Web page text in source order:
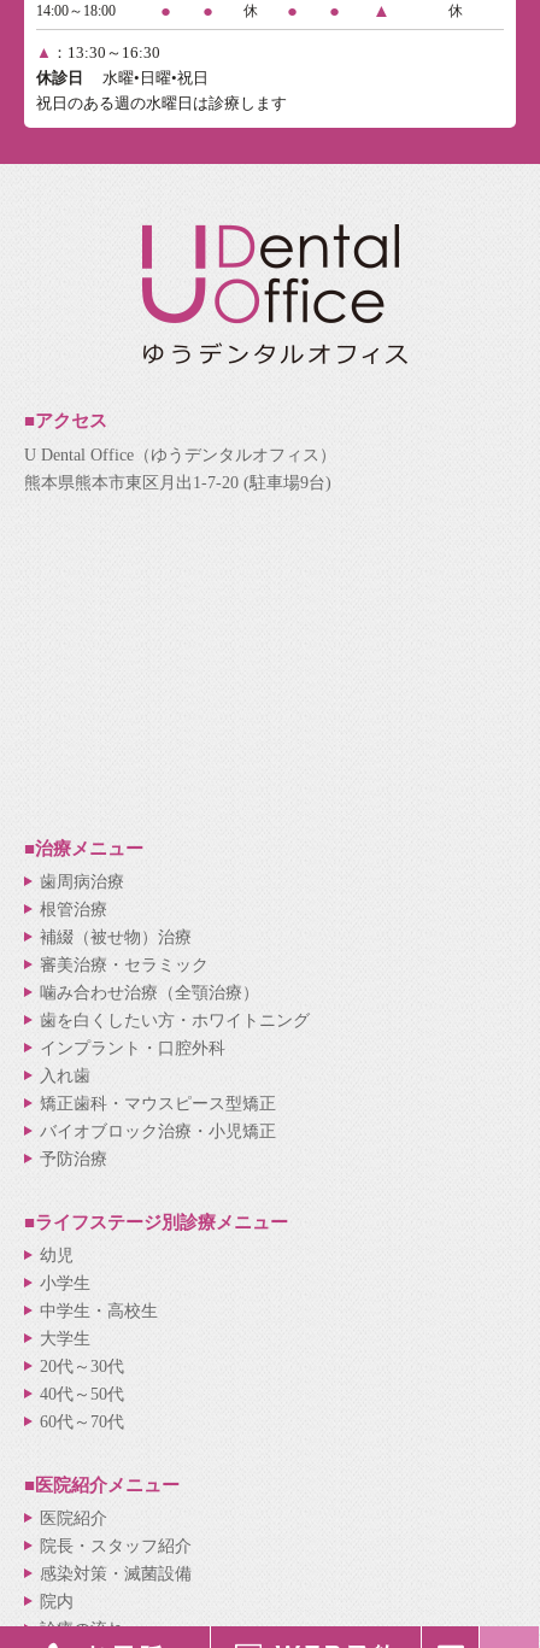
14:00～18:00
● ● 休 ● ● ▲ 休
▲ ：13:30～16:30
休診日
水曜•日曜•祝日
祝日のある週の水曜日は診療します
■アクセス
U Dental Office（ゆうデンタルオフィス）
熊本県熊本市東区月出1-7-20 (駐車場9台)
■治療メニュー
歯周病治療
根管治療
補綴（被せ物）治療
審美治療・セラミック
噛み合わせ治療（全顎治療）
歯を白くしたい方・ホワイトニング
インプラント・口腔外科
入れ歯
矯正歯科・マウスピース型矯正
バイオブロック治療・小児矯正
予防治療
■ライフステージ別診療メニュー
幼児
小学生
中学生・高校生
大学生
20代～30代
40代～50代
60代～70代
■医院紹介メニュー
医院紹介
院長・スタッフ紹介
感染対策・滅菌設備
院内
診療の流れ